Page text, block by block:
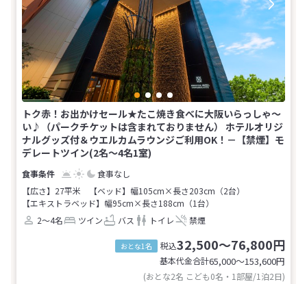
トク赤！お出かけセール★たこ焼き食べに大阪いらっしゃ～
い♪（パークチケットは含まれておりません） ホテルオリジ
ナルグッズ付＆ウエルカムラウンジご利用OK！－【禁煙】モ
デレートツイン(2名～4名1室)
食事なし
【広さ】27平米
【ベッド】幅105cm×長さ203cm（2台）
【エキストラベッド】幅95cm×長さ188cm（1台）
2～4名
ツイン バス トイレ 禁煙
おとな1名 税込32,500～76,800円
基本代金合計65,000〜153,600円
(おとな2名 こども0名・1部屋/1泊2日)